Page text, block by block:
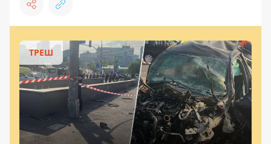
ТРЕШ